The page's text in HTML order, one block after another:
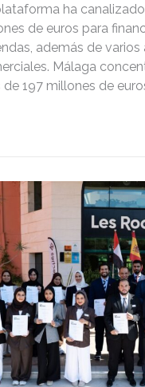
ha
de euros para
además de varios
Málaga
de 197 millones de